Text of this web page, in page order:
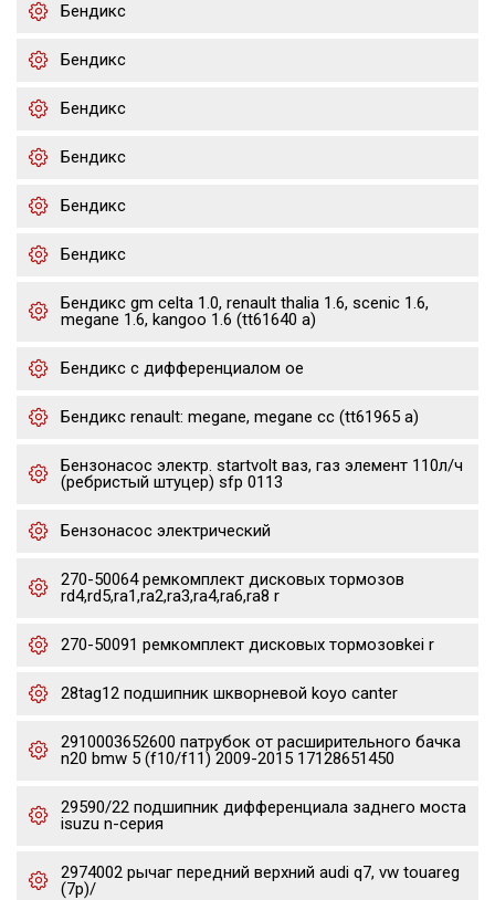
Бендикс
Бендикс
Бендикс
Бендикс
Бендикс
Бендикс
Бендикс gm celta 1.0, renault thalia 1.6, scenic 1.6,
megane 1.6, kangoo 1.6 (tt61640 a)
Бендикс с дифференциалом oe
Бендикс renault: megane, megane cc (tt61965 a)
Бензонасос электр. startvolt ваз, газ элемент 110л/ч
(ребристый штуцер) sfp 0113
Бензонасос электрический
270-50064 ремкомплект дисковых тормозов
rd4,rd5,ra1,ra2,ra3,ra4,ra6,ra8 r
270-50091 ремкомплект дисковых тормозовkei r
28tag12 подшипник шкворневой koyo canter
2910003652600 патрубок от расширительного бачка
n20 bmw 5 (f10/f11) 2009-2015 17128651450
29590/22 подшипник дифференциала заднего моста
isuzu n-серия
2974002 рычаг передний верхний audi q7, vw touareg
(7p)/